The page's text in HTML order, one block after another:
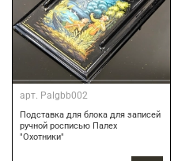
арт. Palgbb002
Подставка для блока для записей
ручной росписью Палех
"Охотники"